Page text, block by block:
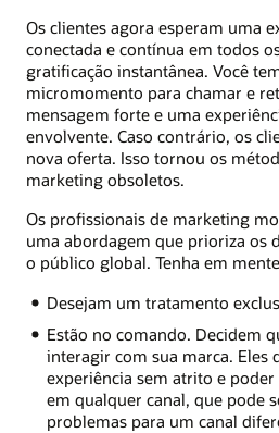
Os clientes agora esperam uma
conectada e contínua em todos
gratificação instantânea. Você
micromomento para chamar e
mensagem forte e uma
envolvente. Caso contrário, os
nova oferta. Isso tornou os
marketing obsoletos.
Os profissionais de marketing
uma abordagem que prioriza os
o público global. Tenha em
Desejam um tratamento
Estão no comando. Decidem
interagir com sua marca. Eles
experiência sem atrito e
em qualquer canal, que pode
problemas para um canal